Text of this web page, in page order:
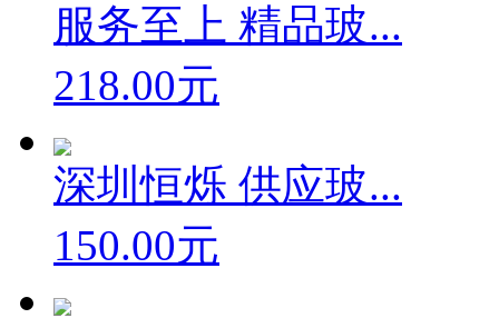
服务至上 精品玻...
218.00元
深圳恒烁 供应玻...
150.00元